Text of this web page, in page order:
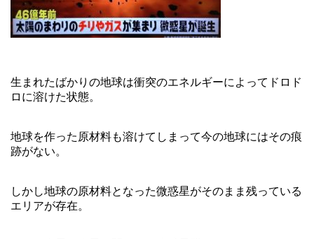
生まれたばかりの地球は衝突のエネルギーによってドロド
ロに溶けた状態。
地球を作った原材料も溶けてしまって今の地球にはその痕
跡がない。
しかし地球の原材料となった微惑星がそのまま残っている
エリアが存在。